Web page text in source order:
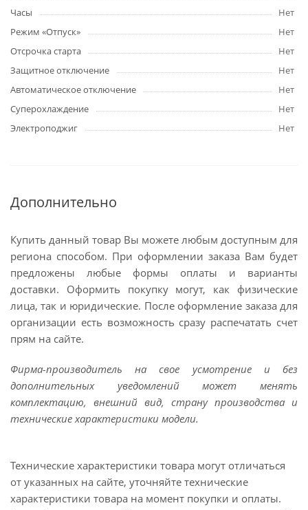
Часы
Нет
Режим «Отпуск»
Нет
Отсрочка старта
Нет
Защитное отключение
Нет
Автоматическое отключение
Нет
Суперохлаждение
Нет
Электроподжиг
Нет
Дополнительно
Купить данный товар Вы можете любым доступным для
региона способом. При оформлении заказа Вам будет
предложены любые формы оплаты и варианты
доставки. Оформить покупку могут, как физические
лица, так и юридические. После оформление заказа для
организации есть возможность сразу распечатать счет
прям на сайте.
Фирма-производитель на свое усмотрение и без
дополнительных уведомлений может менять
комплектацию, внешний вид, страну производства и
технические характеристики модели.
Технические характеристики товара могут отличаться
от указанных на сайте, уточняйте технические
характеристики товара на момент покупки и оплаты.